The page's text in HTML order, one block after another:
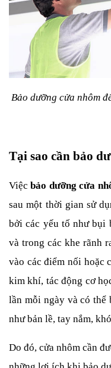
Bảo dưỡng cửa nhôm
Tại sao cần bảo
Việc bảo dưỡng cửa
sau một thời gian sử
bởi các yếu tố như bụi
và trong các khe rãnh
vào các điểm nối hoặc
kim khí, tác động cơ
lần mỗi ngày và có thể
như bản lề, tay nắm,
Do đó, cửa nhôm cần